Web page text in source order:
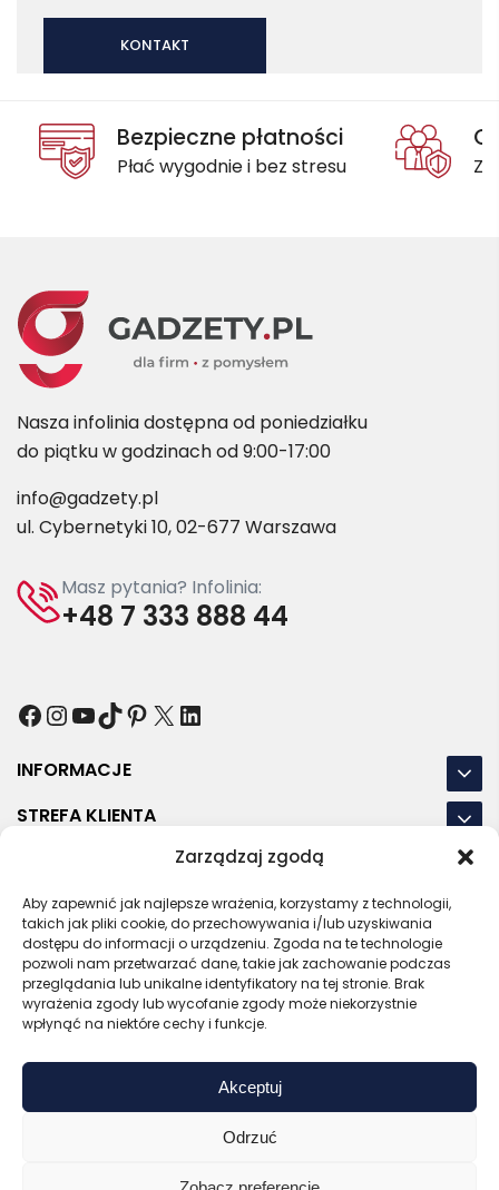
Zarządzaj zgodą
Aby zapewnić jak najlepsze wrażenia, korzystamy z technologii,
takich jak pliki cookie, do przechowywania i/lub uzyskiwania
dostępu do informacji o urządzeniu. Zgoda na te technologie
pozwoli nam przetwarzać dane, takie jak zachowanie podczas
przeglądania lub unikalne identyfikatory na tej stronie. Brak
wyrażenia zgody lub wycofanie zgody może niekorzystnie
wpłynąć na niektóre cechy i funkcje.
Akceptuj
Odrzuć
KONTAKT
Bezpieczne płatności
Płać wygodnie i bez stresu
Nasza infolinia dostępna od poniedziałku
do piątku w godzinach od 9:00-17:00
info@gadzety.pl
ul. Cybernetyki 10, 02-677 Warszawa
Masz pytania? Infolinia:
+48 7 333 888 44
Facebook
Instagram
YouTube
TikTok
Pinterest
X LinkedIn
INFORMACJE
STREFA KLIENTA
NASZE LOKALIZACJE
OSTATNIE POSTY
RODOREGULAMINPOLITYKA PRYWATNOŚCI
Certyfikat SSL
Zaufany sprzedawca
Sprawdź opinie